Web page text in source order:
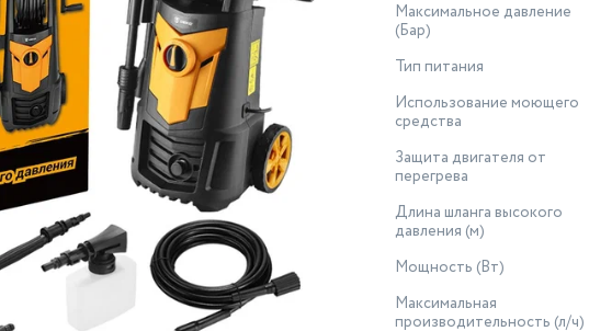
Максимальное давление
(Бар)
Тип питания
Использование моющего
средства
Защита двигателя от
перегрева
Длина шланга высокого
давления (м)
Мощность (Вт)
Максимальная
производительность (л/ч)